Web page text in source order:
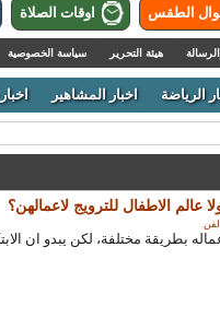
الطقس اوقات الصلاة
هيئة التحرير سياسة الخصوصية
الرياضة اخبار المشاهير
الاطفال للترويج لاعمالهن؟
.
بطريقة مختلفة، لكن يبدو ان